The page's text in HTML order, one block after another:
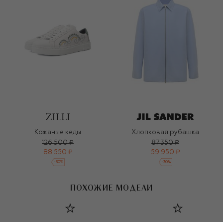
Кожаные кеды
126 500 ₽
88 550 ₽
-30%
Хлопковая рубашка
87 350 ₽
59 950 ₽
-30%
ПОХОЖИЕ МОДЕЛИ